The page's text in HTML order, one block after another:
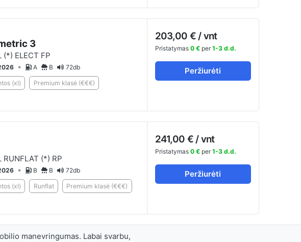
3
(*) ELECT FP
• A B 72db
(xl) Premium klasė (€€€)
203,00 € / vnt
Pristatymas 0 €per 1-3 d.d.
Peržiurėti
RUNFLAT (*) RP
• B B 72db
(xl) Runflat Premium klasė (€€€)
241,00 € / vnt
Pristatymas 0 €per 1-3 d.d.
Peržiurėti
manevringumas. Labai svarbu,